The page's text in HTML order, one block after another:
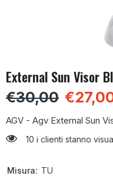
External Sun Visor
€30,00
AGV - Agv External Sun
10 i clienti stanno
Misura: TU